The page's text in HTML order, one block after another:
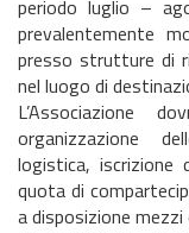
periodo luglio –
prevalentemente
presso strutture di
nel luogo di
L’Associazione
organizzazione
logistica, iscrizione
quota di
a disposizione